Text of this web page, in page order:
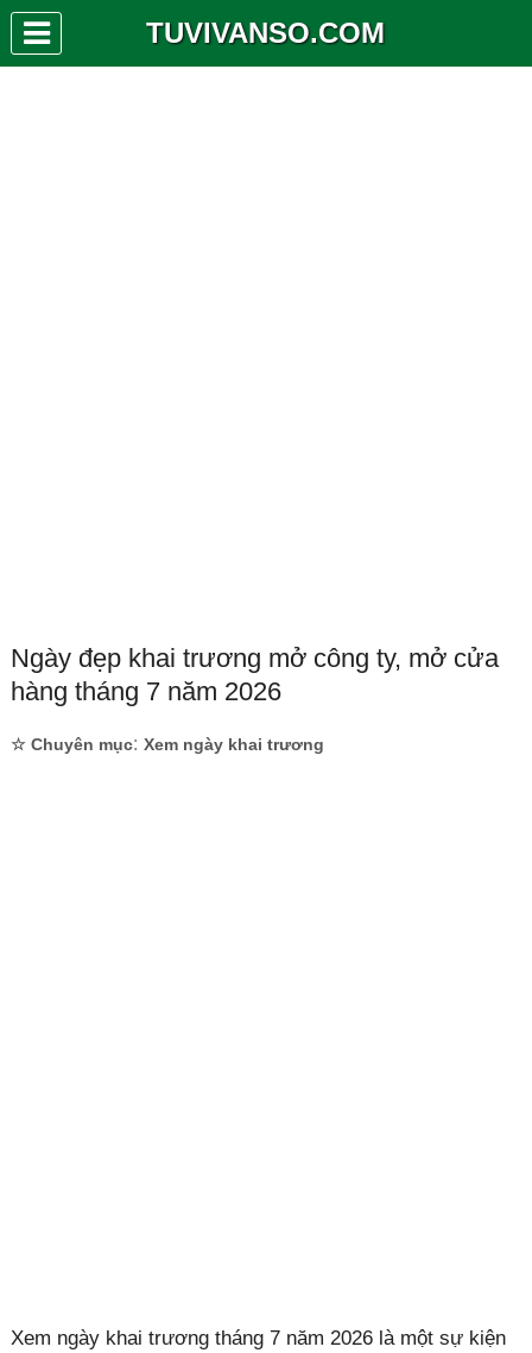
TUVIVANSO.COM
Ngày đẹp khai trương mở công ty, mở cửa
hàng tháng 7 năm 2026
☆ Chuyên mục: Xem ngày khai trương
Xem ngày khai trương tháng 7 năm 2026 là một sự kiện